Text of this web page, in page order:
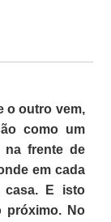
o outro vem,
como um
na frente de
em cada
casa. E isto
próximo. No